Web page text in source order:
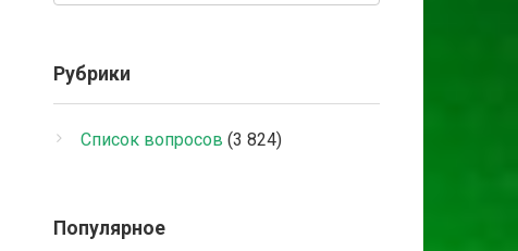
Рубрики
Список вопросов (3 824)
Популярное